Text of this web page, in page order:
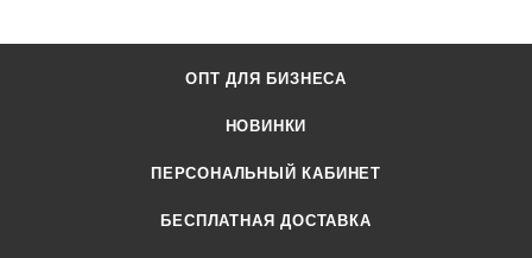
ОПТ ДЛЯ БИЗНЕСА
НОВИНКИ
ПЕРСОНАЛЬНЫЙ КАБИНЕТ
БЕСПЛАТНАЯ ДОСТАВКА